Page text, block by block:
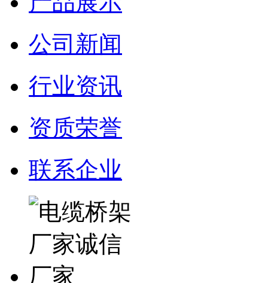
公司新闻
行业资讯
资质荣誉
联系企业